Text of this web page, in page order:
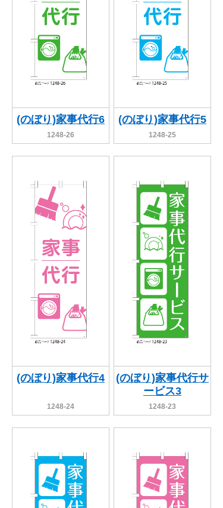
美容・健康 地域・観光
イベント・季節 不動産・建築
カルチャー・教養 娯楽
OTHER ITEMS
関連アイテムを見る
ORIGINAL ORDER
オリジナルオーダーについて
オリジナルオーダー注文方法
料金一覧
お届け納期と配送方法
お支払方法
商品について
お客様の声
よくある質問
オリジナルオーダー制作事例
(のぼり)家事代行6
1248-26
(のぼり)家事代行5
1248-25
(のぼり)家事代行4
1248-24
(のぼり)家事代行サ
ービス3
1248-23